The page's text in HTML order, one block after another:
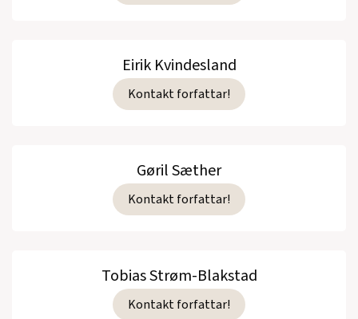
Eirik Kvindesland
Kontakt forfattar!
Gøril Sæther
Kontakt forfattar!
Tobias Strøm-Blakstad
Kontakt forfattar!